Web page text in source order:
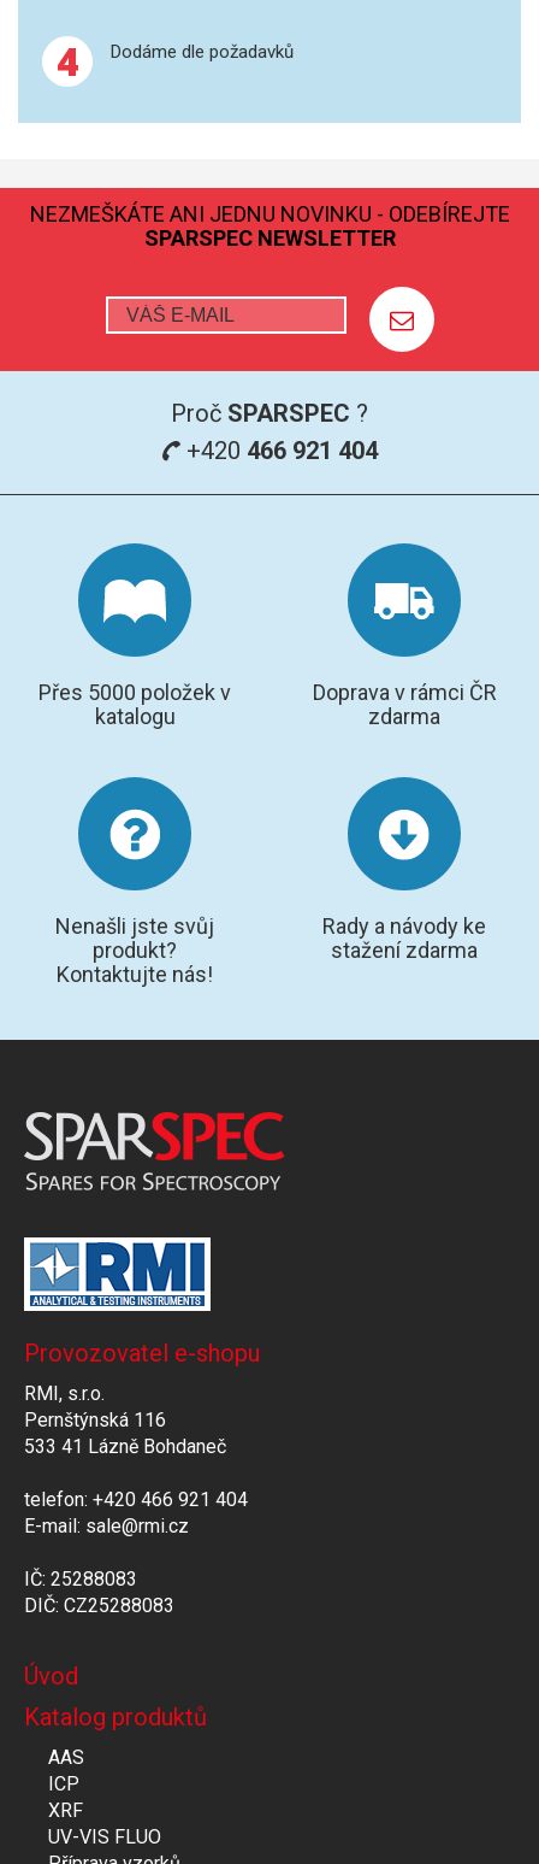
SNOM
RAMAN
4 Dodáme dle požadavků
NEZMEŠKÁTE ANI JEDNU NOVINKU - ODEBÍREJTE
SPARSPEC NEWSLETTER
Proč SPARSPEC ?
+420 466 921 404
Přes 5000 položek v
katalogu
Doprava v rámci ČR
zdarma
Nenašli jste svůj
produkt?
Kontaktujte nás!
Rady a návody ke
stažení zdarma
Provozovatel e-shopu
RMI, s.r.o.
Pernštýnská 116
533 41 Lázně Bohdaneč
telefon: +420 466 921 404
E-mail: sale@rmi.cz
IČ: 25288083
DIČ: CZ25288083
Úvod
Katalog produktů
AAS
ICP
XRF
UV-VIS FLUO